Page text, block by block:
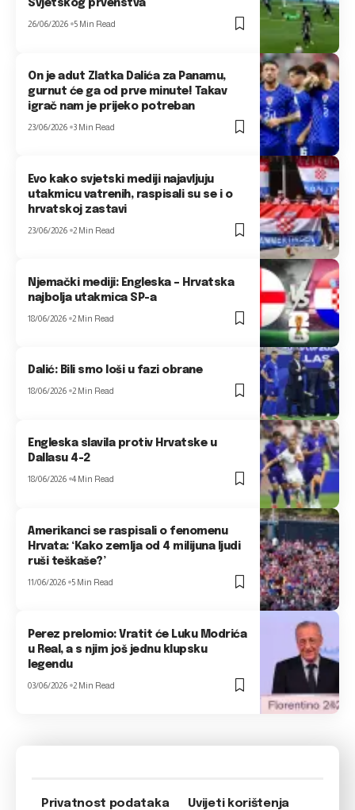
Svjetskog prvenstva
26/06/2026 5 Min Read
On je adut Zlatka Dalića za Panamu,
gurnut će ga od prve minute! Takav
igrač nam je prijeko potreban
23/06/2026 3 Min Read
Evo kako svjetski mediji najavljuju
utakmicu vatrenih, raspisali su se i o
hrvatskoj zastavi
23/06/2026 2 Min Read
Njemački mediji: Engleska – Hrvatska
najbolja utakmica SP-a
18/06/2026 2 Min Read
Dalić: Bili smo loši u fazi obrane
18/06/2026 2 Min Read
Engleska slavila protiv Hrvatske u
Dallasu 4-2
18/06/2026 4 Min Read
Amerikanci se raspisali o fenomenu
Hrvata: ‘Kako zemlja od 4 milijuna ljudi
ruši teškaše?’
11/06/2026 5 Min Read
Perez prelomio: Vratit će Luku Modrića
u Real, a s njim još jednu klupsku
legendu
03/06/2026 2 Min Read
Privatnost podataka Uvijeti korištenja